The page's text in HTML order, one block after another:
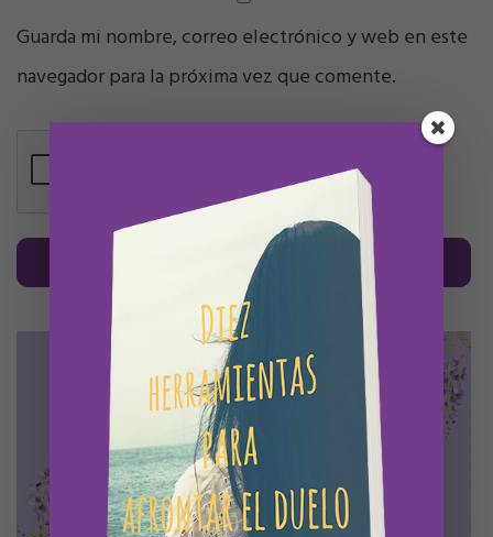
Guarda mi nombre, correo electrónico y web en este
navegador para la próxima vez que comente.